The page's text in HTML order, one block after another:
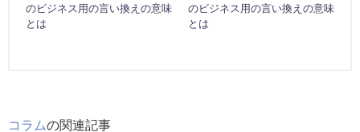
のビジネス用の言い換えの意味
とは
のビジネス用の言い換えの意味
とは
コラムの関連記事